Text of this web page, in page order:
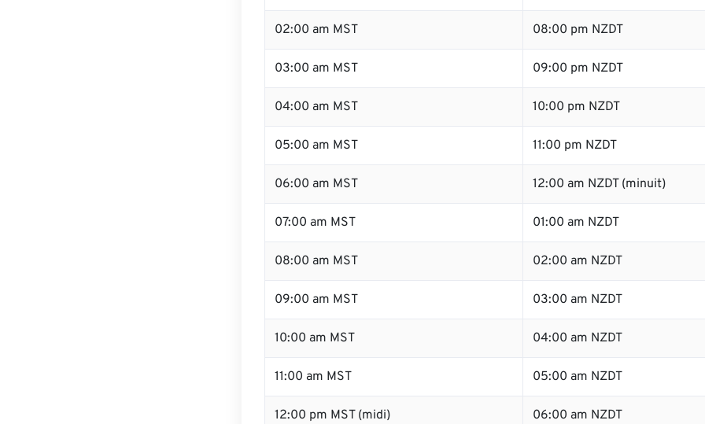
02:00 am MST 08:00 pm NZDT
03:00 am MST 09:00 pm NZDT
04:00 am MST 10:00 pm NZDT
05:00 am MST 11:00 pm NZDT
06:00 am MST 12:00 am NZDT (minuit)
07:00 am MST 01:00 am NZDT
08:00 am MST 02:00 am NZDT
09:00 am MST 03:00 am NZDT
10:00 am MST 04:00 am NZDT
11:00 am MST 05:00 am NZDT
12:00 pm MST (midi) 06:00 am NZDT